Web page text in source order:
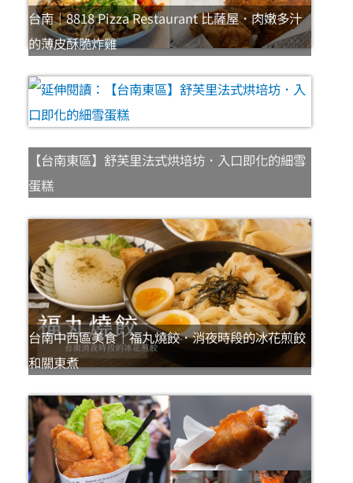
台南｜8818 Pizza Restaurant 比薩屋．肉嫩多汁
的薄皮酥脆炸雞
【台南東區】舒芙里法式烘培坊．入口即化的細雪
蛋糕
台南中西區美食｜福丸燒餃．消夜時段的冰花煎餃
和關東煮